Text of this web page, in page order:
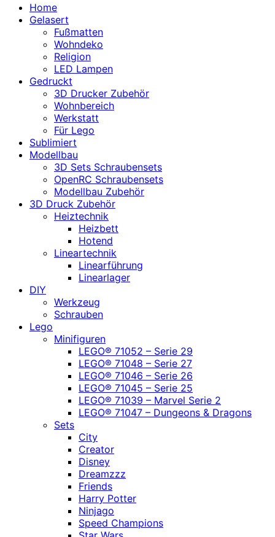
Home
Gelasert
Fußmatten
Wohndeko
Religion
LED Lampen
Gedruckt
3D Drucker Zubehör
Wohnbereich
Werkstatt
Für Lego
Sublimiert
Modellbau
3D Sets Schraubensets
OpenRC Schraubensets
Modellbau Zubehör
3D Druck Zubehör
Heiztechnik
Heizbett
Hotend
Lineartechnik
Linearführung
Linearlager
DIY
Werkzeug
Schrauben
Lego
Minifiguren
LEGO® 71052 – Serie 29
LEGO® 71048 – Serie 27
LEGO® 71046 – Serie 26
LEGO® 71045 – Serie 25
LEGO® 71039 – Marvel Serie 2
LEGO® 71047 – Dungeons & Dragons
Sets
City
Creator
Disney
Dreamzzz
Friends
Harry Potter
Ninjago
Speed Champions